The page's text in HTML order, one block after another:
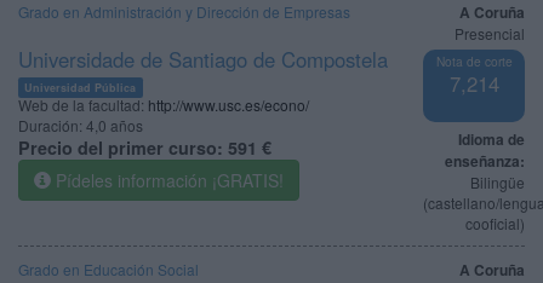
A Coruña
Presencial
Nota de corte
7,214
Idioma de
enseñanza:
Bilingüe
(castellano/
cooficial)
Grado en Administración y Dirección de Empresas
Universidade de Santiago de Compostela
Universidad Pública
Web de la facultad: http://www.usc.es/econo/
Duración: 4,0 años
Precio del primer curso: 591 €
Pídeles información ¡GRATIS!
A Coruña
Grado en Educación Social